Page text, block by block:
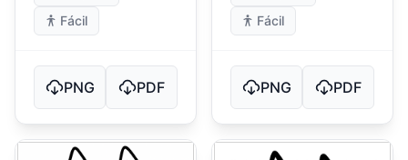
Fácil
PNG PDF
Fácil
PNG PDF